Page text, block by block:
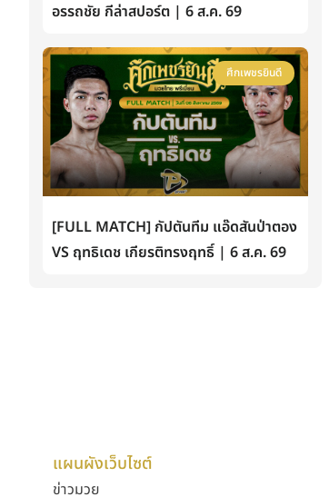
อรรถชัย กีล่าสปอร์ต | 6 ส.ค. 69
ศึกเพชรยินดี
[FULL MATCH] กัปตันทีม แอ๊ดสันป่าตอง
VS ฤทธิเดช เกียรติทรงฤทธิ์ | 6 ส.ค. 69
แผนผังเว็บไซต์
ข่าวมวย